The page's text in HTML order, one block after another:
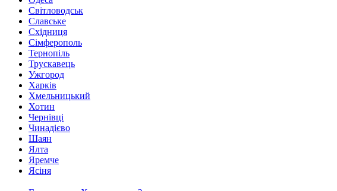
Світловодськ
Славське
Східниця
Сімферополь
Тернопіль
Трускавець
Ужгород
Харків
Хмельницький
Хотин
Чернівці
Чинадієво
Шаян
Ялта
Яремче
Ясіня